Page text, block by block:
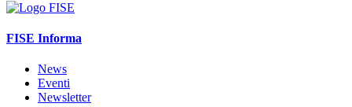
FISE Informa
News
Eventi
Newsletter